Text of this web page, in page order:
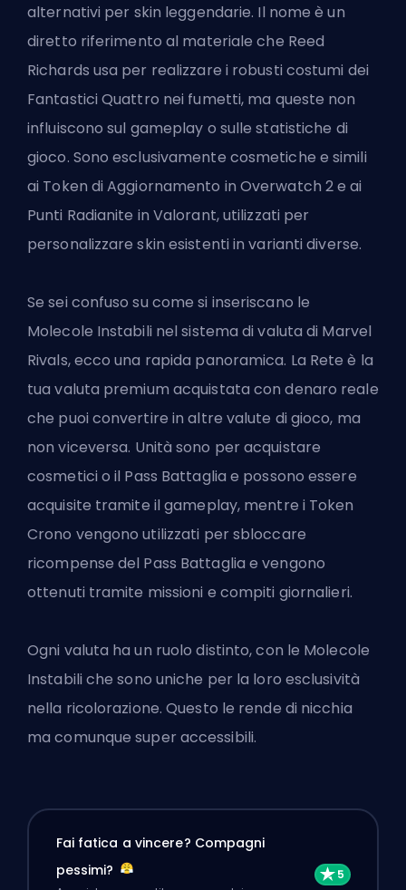
alternativi per skin leggendarie. Il nome è un
diretto riferimento al materiale che Reed
Richards usa per realizzare i robusti costumi dei
Fantastici Quattro nei fumetti, ma queste non
influiscono sul gameplay o sulle statistiche di
gioco. Sono esclusivamente cosmetiche e simili
ai Token di Aggiornamento in Overwatch 2 e ai
Punti Radianite in Valorant, utilizzati per
personalizzare skin esistenti in varianti diverse.
Se sei confuso su come si inseriscano le
Molecole Instabili nel sistema di valuta di Marvel
Rivals, ecco una rapida panoramica. La Rete è la
tua valuta premium acquistata con denaro reale
che puoi convertire in altre valute di gioco, ma
non viceversa. Unitàsono per acquistare
cosmetici o il Pass Battaglia e possono essere
acquisite tramite il gameplay, mentre i Token
Crono vengono utilizzati per sbloccare
ricompense del Pass Battaglia e vengono
ottenuti tramite missioni e compiti giornalieri.
Ogni valuta ha un ruolo distinto, con le Molecole
Instabili che sono uniche per la loro esclusività
nella ricolorazione. Questo le rende di nicchia
ma comunque super accessibili.
Fai fatica a vincere? Compagni
pessimi?